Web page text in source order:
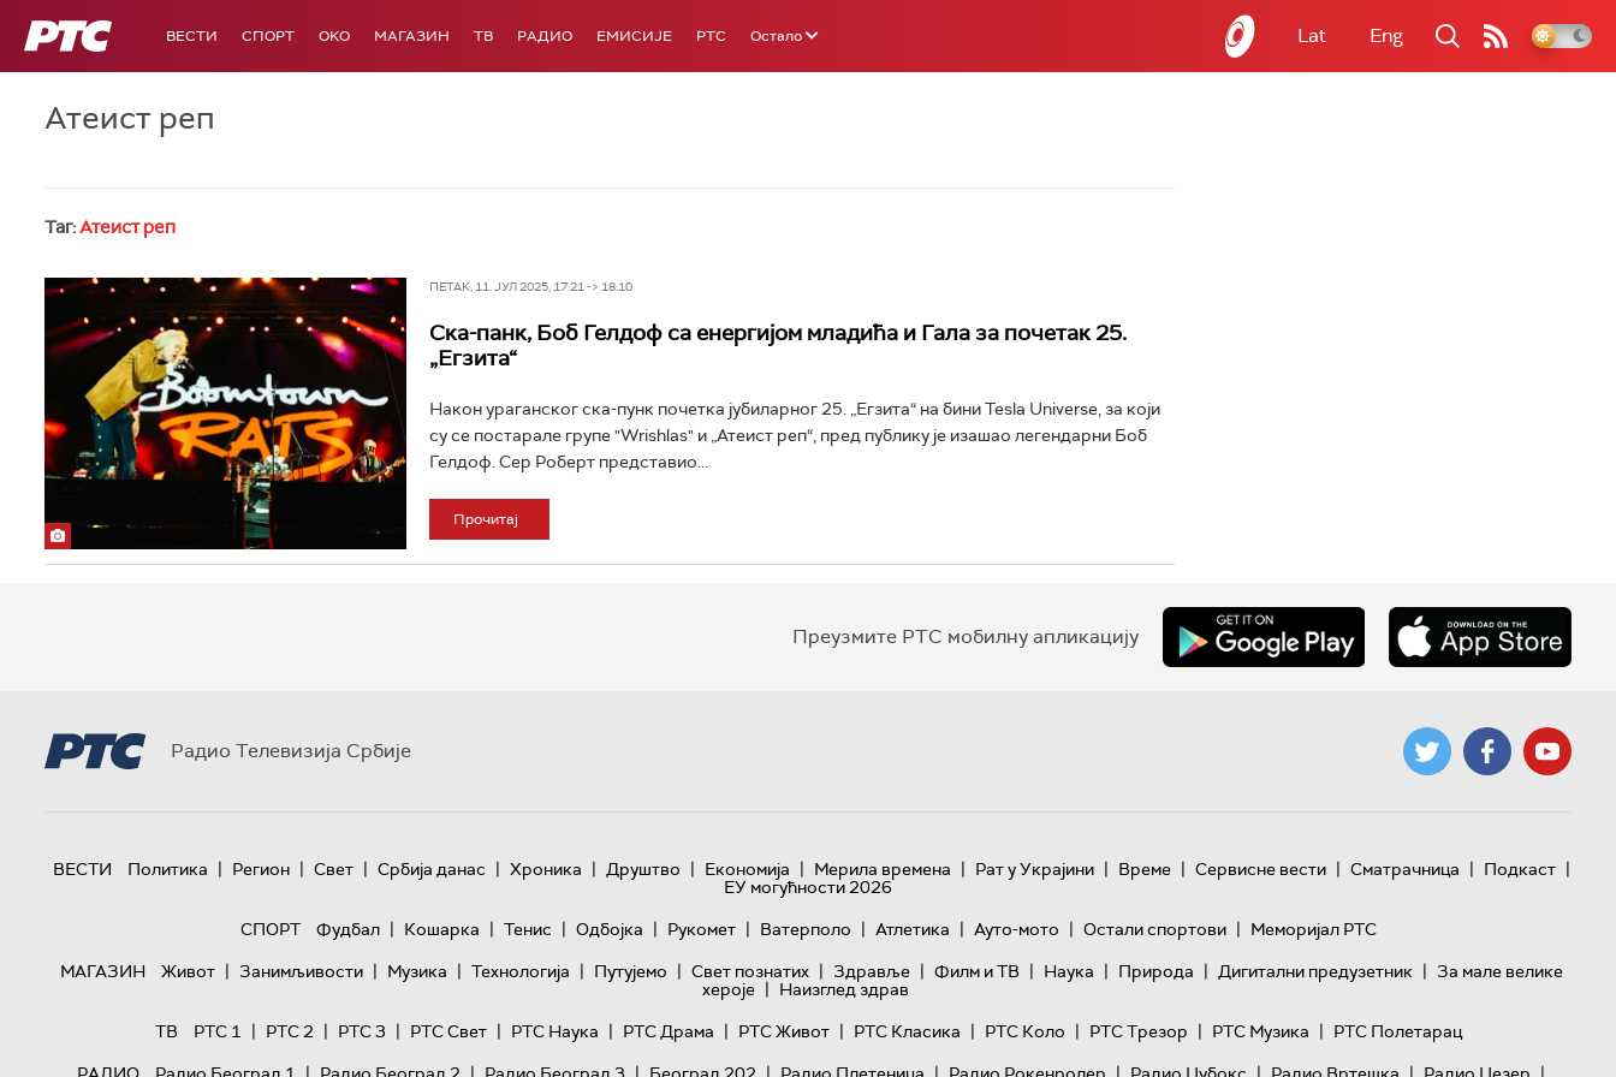
РТС ВЕСТИ СПОРТ OKO МАГАЗИН ТВ РАДИО ЕМИСИЈЕ РТС Остало Lat Eng
Атеист реп
Таг:Атеист реп
ПЕТАК, 11. ЈУЛ 2025, 17:21 -> 18:10
Ска-панк, Боб Гелдоф са енергијом младића и Гала за почетак 25.
„Егзита“
Након ураганског ска-пунк почетка јубиларног 25. „Егзита“ на бини Tesla Universe, за који
су се постарале групе "Wrishlas" и „Атеист реп“, пред публику је изашао легендарни Боб
Гелдоф. Сер Роберт представио...
Прочитај
Преузмите РТС мобилну апликацију
Радио Телевизија Србије
ВЕСТИ Политика | Регион | Свет | Србија данас | Хроника | Друштво | Економија | Мерила времена | Рат у Украјини | Време | Сервисне вести | Сматрачница | Подкаст |
ЕУ могућности 2026
СПОРТ
Фудбал | Кошарка | Тенис | Одбојка | Рукомет | Ватерполо | Атлетика | Ауто-мото | Остали спортови | Меморијал РТС
МАГАЗИН
Живот | Занимљивости | Музика | Технологијa | Путујемо | Свет познатих | Здравље | Филм и ТВ | Наука | Природа | Дигитални предузетник | За мале велике
хероје | Наизглед здрав
ТВ
РТС 1 | РТС 2 | РТС 3 | РТС Свет | РТС Наука | РТС Драма | РТС Живот | РТС Класика | РТС Коло | РТС Трезор | РТС Музика | РТС Полетарац